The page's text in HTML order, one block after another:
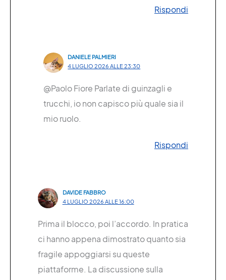
Rispondi
DANIELE PALMIERI
4 LUGLIO 2026 ALLE 23:30
@Paolo Fiore Parlate di guinzagli e
trucchi, io non capisco più quale sia il
mio ruolo.
Rispondi
DAVIDE FABBRO
4 LUGLIO 2026 ALLE 16:00
Prima il blocco, poi l’accordo. In pratica
ci hanno appena dimostrato quanto sia
fragile appoggiarsi su queste
piattaforme. La discussione sulla